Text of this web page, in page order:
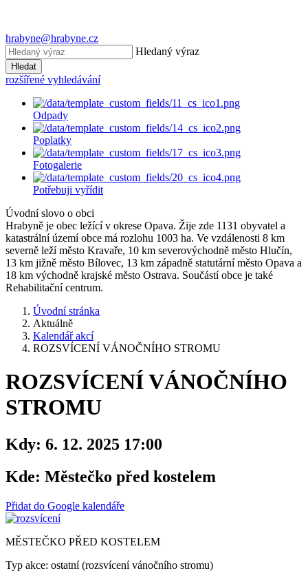
hrabyne@hrabyne.cz
Hledaný výraz
Hledat
rozšířené vyhledávání
Odpady
Poplatky
Fotogalerie
Potřebuji vyřídit
Úvodní slovo o obci
Hrabyně je obec ležící v okrese Opava. Žije zde 1131 obyvatel a
katastrální území obce má rozlohu 1003 ha. Ve vzdálenosti 8 km
severně leží město Kravaře, 10 km severovýchodně město Hlučín,
13 km jižně město Bílovec, 13 km západně statutární město Opava a
18 km východně krajské město Ostrava. Součástí obce je také
Rehabilitační centrum.
Úvodní stránka
Aktuálně
Kalendář akcí
ROZSVÍCENÍ VÁNOČNÍHO STROMU
ROZSVÍCENÍ VÁNOČNÍHO
STROMU
Kdy: 6. 12. 2025 17:00
Kde: Městečko před kostelem
Přidat do Google kalendáře
MĚSTEČKO PŘED KOSTELEM
Typ akce: ostatní (rozsvícení vánočního stromu)